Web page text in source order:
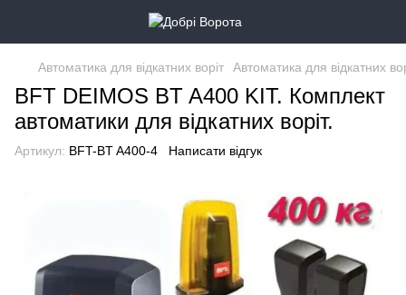
Автоматика для відкатних воріт Автоматика для відкатних
BFT DEIMOS BT A400 KIT. Комплект
автоматики для відкатних воріт.
Артикул: BFT-BT A400-4 Написати відгук